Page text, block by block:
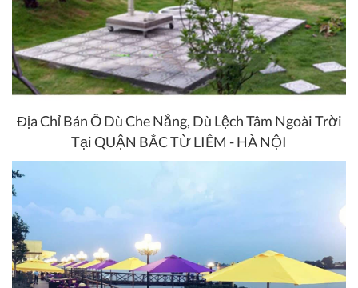
Địa Chỉ Bán Ô Dù Che Nắng, Dù Lệch Tâm Ngoài Trời
Tại QUẬN BẮC TỪ LIÊM - HÀ NỘI